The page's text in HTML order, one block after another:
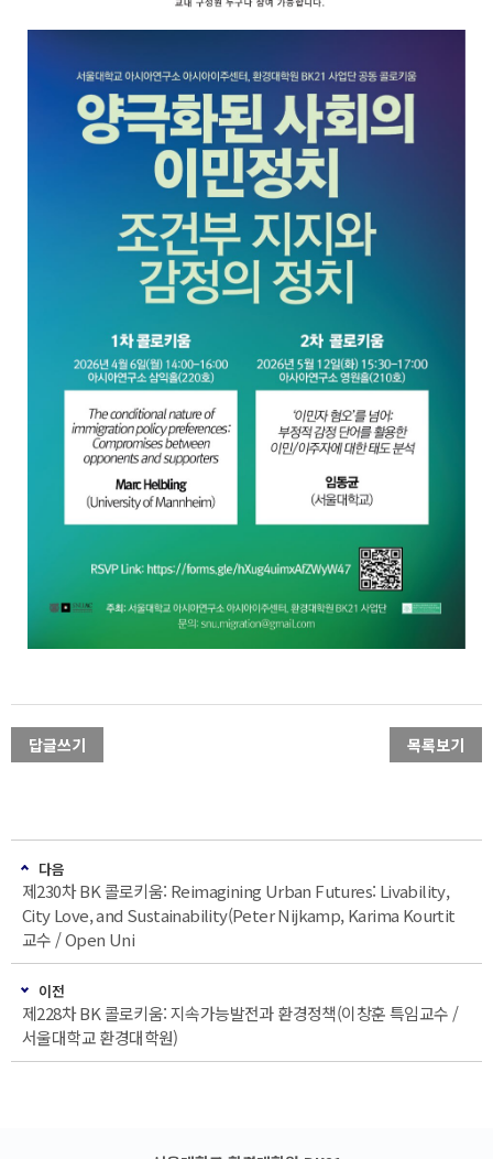
답글쓰기 목록보기
다음
제230차 BK 콜로키움: Reimagining Urban Futures: Livability,
City Love, and Sustainability(Peter Nijkamp, Karima Kourtit
교수 / Open Uni
이전
제228차 BK 콜로키움: 지속가능발전과 환경정책(이창훈 특임교수 /
서울대학교 환경대학원)